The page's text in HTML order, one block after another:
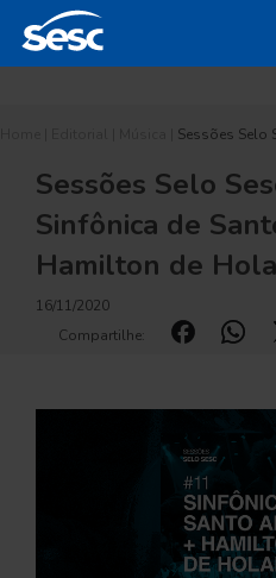
Sessões Selo
Sessões Selo
Sinfônica de
Hamilton de
16/11/2020
Compartilhe: